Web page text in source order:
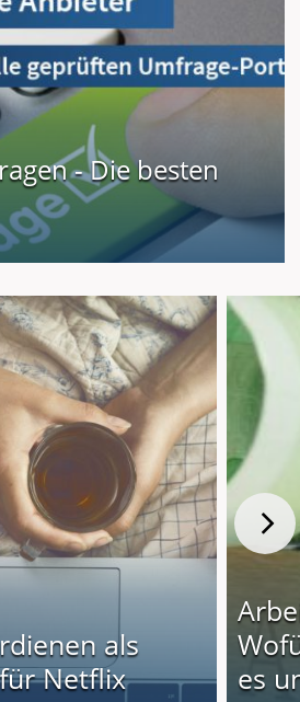
- Die besten
als
Netflix
es